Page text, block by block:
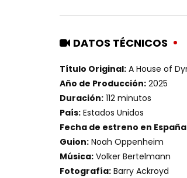
DATOS TÉCNICOS
Título Original: A House of
Año de Producción: 2025
Duración: 112 minutos
País: Estados Unidos
Fecha de estreno en
Guion: Noah Oppenheim
Música: Volker Bertelmann
Fotografía: Barry Ackroyd